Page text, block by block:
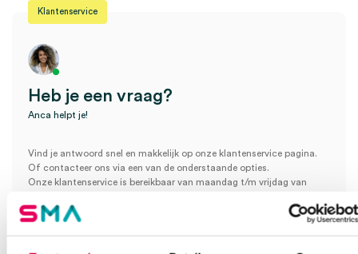
Klantenservice
Heb je een vraag?
Anca helpt je!
Vind je antwoord snel en makkelijk op onze klantenservice pagina.
Of contacteer ons via een van de onderstaande opties.
Onze klantenservice is bereikbaar van maandag t/m vrijdag van
Bel Anca E-mail Anca Contactformulier